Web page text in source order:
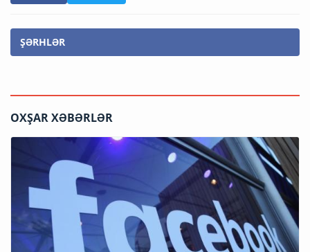
ŞƏRHLƏR
OXŞAR XƏBƏRLƏR